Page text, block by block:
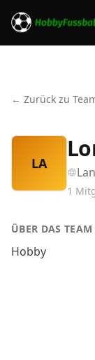
← Zurück zu
LA
1
ÜBER DAS TEAM
Hobby